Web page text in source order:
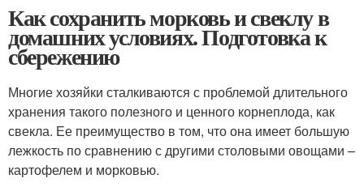
Как сохранить морковь и свеклу в
домашних условиях. Подготовка к
сбережению
Многие хозяйки сталкиваются с проблемой длительного
хранения такого полезного и ценного корнеплода, как
свекла. Ее преимущество в том, что она имеет большую
лежкость по сравнению с другими столовыми овощами –
картофелем и морковью.